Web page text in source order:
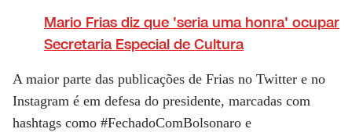
Mario Frias diz que 'seria uma honra' ocupar
Secretaria Especial de Cultura
A maior parte das publicações de Frias no Twitter e no
Instagram é em defesa do presidente, marcadas com
hashtags como #FechadoComBolsonaro e